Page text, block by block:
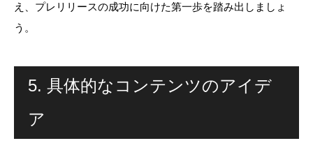
え、プレリリースの成功に向けた第一歩を踏み出しましょ
う。
5. 具体的なコンテンツのアイデ
ア